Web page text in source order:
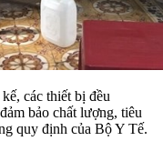
các thiết bị đều
bảo chất lượng, tiêu
quy định của Bộ Y Tế.